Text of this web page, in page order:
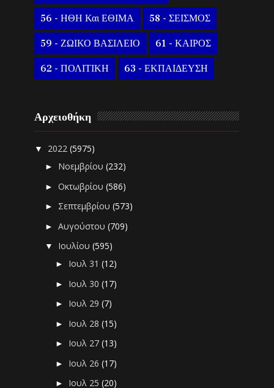
56 - ΗΘΗ Και ΕΘΙΜΑ 58 - ΣΕΙΣΜΟΣ
59 - ΖΩΙΚΟ ΒΑΣΙΛΕΙΟ 61 - ΚΑΙΡΟΣ
62 - ΠΟΛΙΤΙΚΗ 63 - ΕΚΠΑΙΔΕΥΣΗ
Αρχειοθήκη
▼ 2022(5975)
► Νοεμβρίου(232)
►Οκτωβρίου(586)
► Σεπτεμβρίου(573)
►Αυγούστου(709)
▼ Ιουλίου(595)
► Ιουλ 31(12)
► Ιουλ 30(17)
► Ιουλ 29(7)
► Ιουλ 28(15)
► Ιουλ 27(13)
► Ιουλ 26(17)
► Ιουλ 25(20)